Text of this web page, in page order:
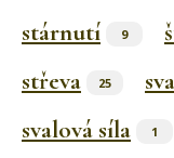
stárnutí 9
střeva 25
svalová síla 1